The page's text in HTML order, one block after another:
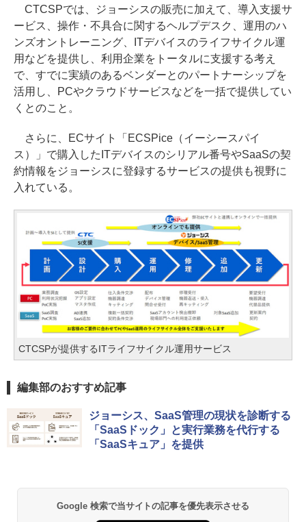
CTCSPでは、ジョーシスの販売に加えて、導入支援サ
ービス、操作・不具合に関するヘルプデスク、運用のハ
ンズオントレーニング、ITデバイスのライフサイクル運
用などを提供し、利用企業をトータルに支援する考え
で、すでに実績のあるベンダーとのパートナーシップを
活用し、PCやクラウドサービスなどを一括で提供してい
くとのこと。
さらに、ECサイト「ECSPice（イーシースパイ
ス）」で購入したITデバイスのシリアル番号やSaaSの契
約情報をジョーシスに登録するサービスの提供も視野に
入れている。
CTCSPが提供するITライフサイクル運用サービス
編集部のおすすめ記事
ジョーシス、SaaS管理の現状を診断する
「SaaSドック」と実行業務を代行する
「SaaSキュア」を提供
Google 検索で当サイトの記事を優先表示させる